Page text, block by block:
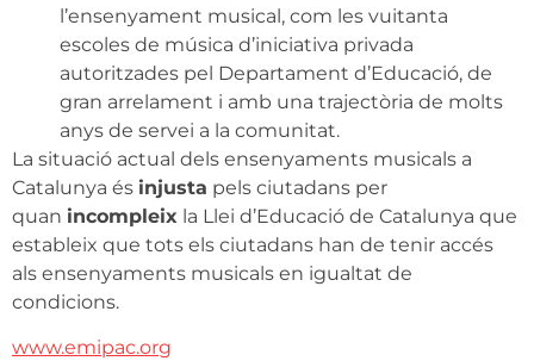
l’ensenyament musical, com les vuitanta
escoles de música d’iniciativa privada
autoritzades pel Departament d’Educació, de
gran arrelament i amb una trajectòria de molts
anys de servei a la comunitat.
La situació actual dels ensenyaments musicals a
Catalunya és injusta pels ciutadans per
quan incompleix la Llei d’Educació de Catalunya que
estableix que tots els ciutadans han de tenir accés
als ensenyaments musicals en igualtat de
condicions.
www.emipac.org